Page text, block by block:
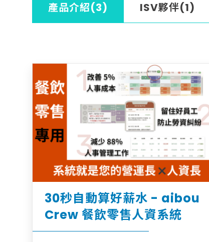
產品介紹(3) ISV夥伴(1)
30秒自動算好薪水 - aibou
Crew 餐飲零售人資系統